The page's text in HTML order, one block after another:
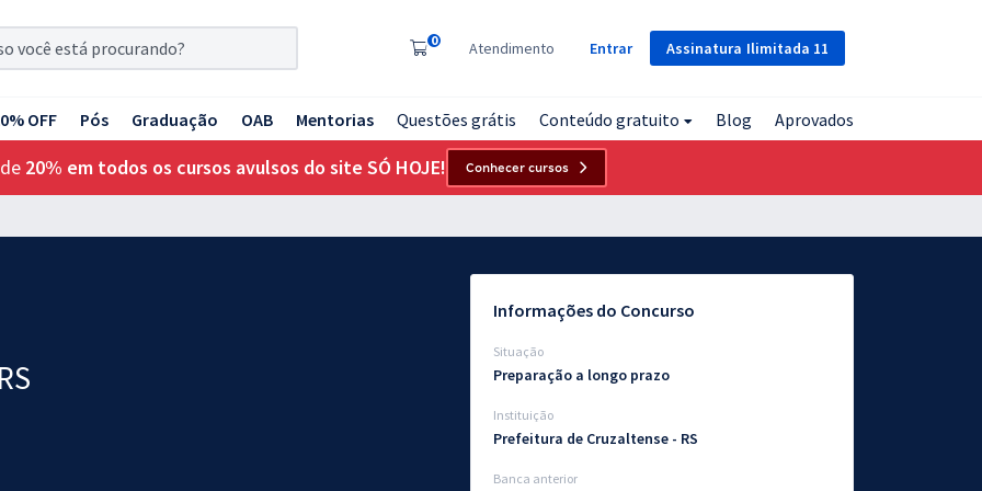
Assinatura Ilimitada 11
0 Atendimento Entrar
OFF Pós Graduação OAB Mentorias Questões grátis Conteúdo gratuito Blog Aprovados
20% em todos os cursos avulsos do site SÓ HOJE! Conhecer cursos
Informações do Concurso
Situação
Preparação a longo prazo
Instituição
Prefeitura de Cruzaltense - RS
Banca anterior